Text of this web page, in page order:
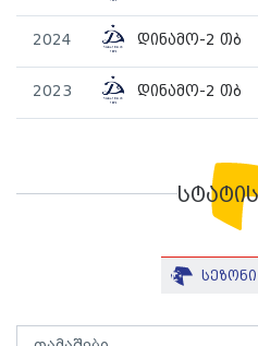
2024 დინამო-2 თბ
2023 დინამო-2 თბ
სეზონი